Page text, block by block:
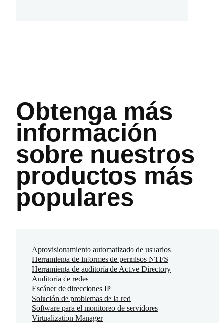
Obtenga más
información
sobre nuestros
productos más
populares
Aprovisionamiento automatizado de usuarios
Herramienta de informes de permisos NTFS
Herramienta de auditoría de Active Directory
Auditoría de redes
Escáner de direcciones IP
Solución de problemas de la red
Software para el monitoreo de servidores
Virtualization Manager